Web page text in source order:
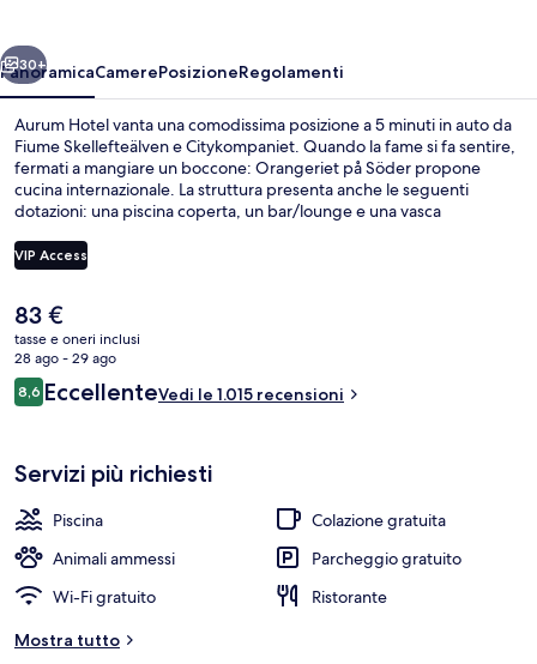
Avanti
30+
PanoramicaCamerePosizioneRegolamenti
Aurum Hotel vanta una comodissima posizione a 5 minuti in auto da
Fiume Skellefteälven e Citykompaniet. Quando la fame si fa sentire,
fermati a mangiare un boccone: Orangeriet på Söder propone
cucina internazionale. La struttura presenta anche le seguenti
dotazioni: una piscina coperta, un bar/lounge e una vasca
VIP Access
Il
prezzo
attuale
è
83 €
83 €
tasse e oneri inclusi
28 ago - 29 ago
Recensioni
8,68,6 su 10
EccellenteVedi le 1.015 recensioni
Servizi più richiesti
Piscina
Colazione gratuita
Animali ammessi
Parcheggio gratuito
Wi-Fi gratuito
Ristorante
Mostra tutto